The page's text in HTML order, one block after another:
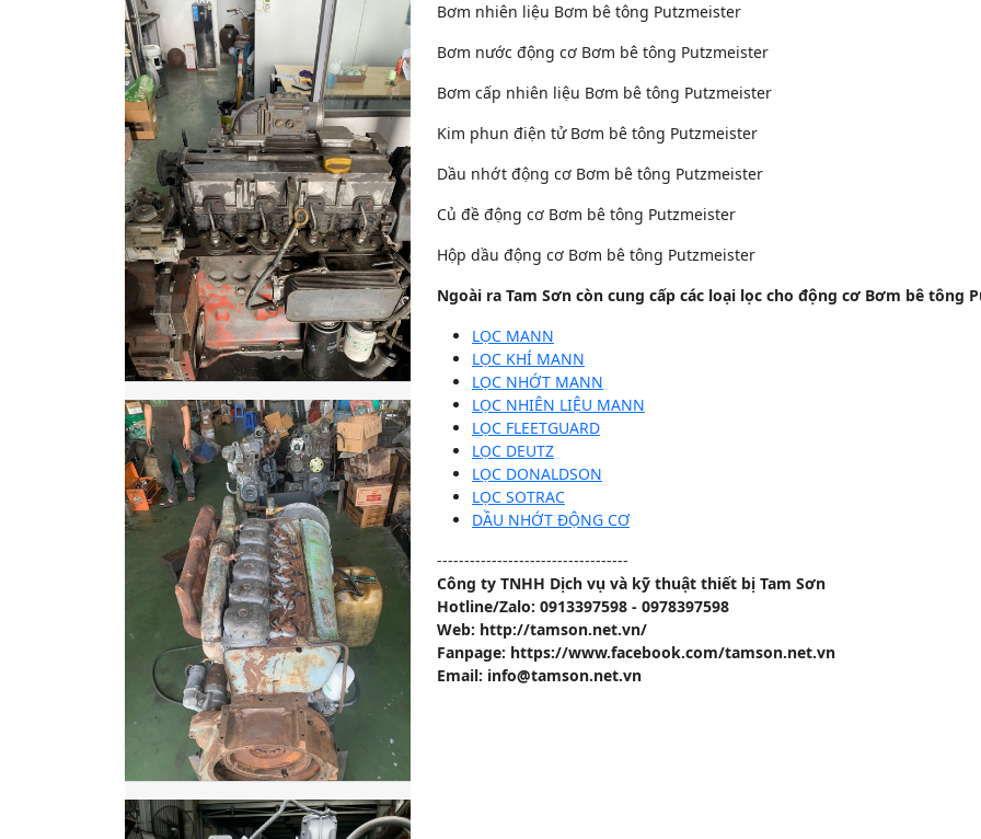
Bơm nhiên liệu Bơm bê tông Putzmeister
Bơm nước động cơ Bơm bê tông Putzmeister
Bơm cấp nhiên liệu Bơm bê tông Putzmeister
Kim phun điện tử Bơm bê tông Putzmeister
Dầu nhớt động cơ Bơm bê tông Putzmeister
Củ đề động cơ Bơm bê tông Putzmeister
Hộp dầu động cơ Bơm bê tông Putzmeister
Ngoài ra Tam Sơn còn cung cấp các loại lọc cho động cơ Bơm bê tông
LỌC MANN
LỌC KHÍ MANN
LỌC NHỚT MANN
LỌC NHIÊN LIỆU MANN
LỌC FLEETGUARD
LỌC DEUTZ
LỌC DONALDSON
LỌC SOTRAC
DẦU NHỚT ĐỘNG CƠ
-----------------------------------
Công ty TNHH Dịch vụ và kỹ thuật thiết bị Tam Sơn
Hotline/Zalo: 0913397598 - 0978397598
Web: http://tamson.net.vn/
Fanpage: https://www.facebook.com/tamson.net.vn
Email: info@tamson.net.vn